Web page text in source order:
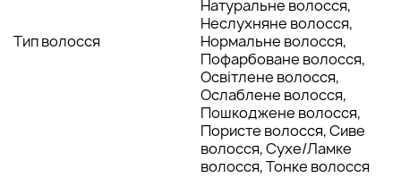
Тип волосся
Натуральне волосся,
Неслухняне волосся,
Нормальне волосся,
Пофарбоване волосся,
Освітлене волосся,
Ослаблене волосся,
Пошкоджене волосся,
Пористе волосся, Сиве
волосся, Сухе/Ламке
волосся, Тонке волосся